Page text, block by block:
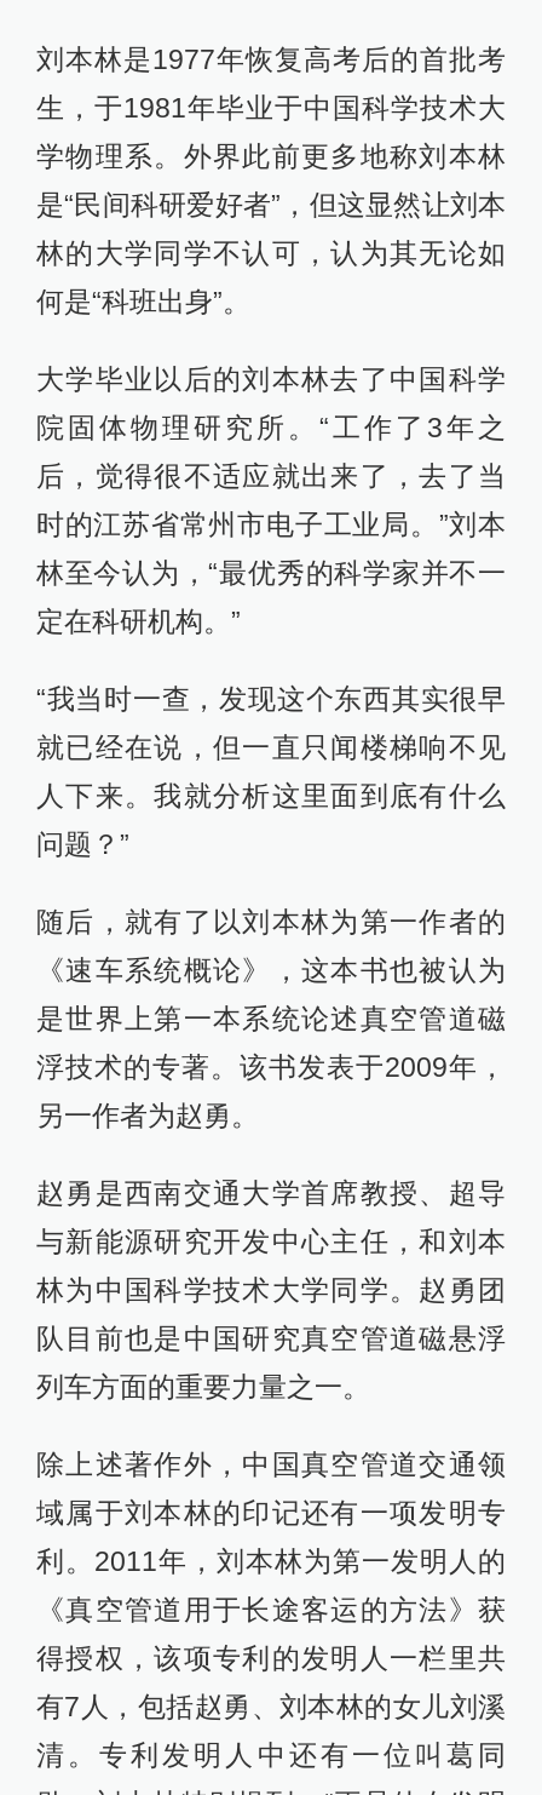
刘本林是1977年恢复高考后的首批考
生，于1981年毕业于中国科学技术大
学物理系。外界此前更多地称刘本林
是“民间科研爱好者”，但这显然让刘本
林的大学同学不认可，认为其无论如
何是“科班出身”。
大学毕业以后的刘本林去了中国科学
院固体物理研究所。“工作了3年之
后，觉得很不适应就出来了，去了当
时的江苏省常州市电子工业局。”刘本
林至今认为，“最优秀的科学家并不一
定在科研机构。”
“我当时一查，发现这个东西其实很早
就已经在说，但一直只闻楼梯响不见
人下来。我就分析这里面到底有什么
问题？”
随后，就有了以刘本林为第一作者的
《速车系统概论》，这本书也被认为
是世界上第一本系统论述真空管道磁
浮技术的专著。该书发表于2009年，
另一作者为赵勇。
赵勇是西南交通大学首席教授、超导
与新能源研究开发中心主任，和刘本
林为中国科学技术大学同学。赵勇团
队目前也是中国研究真空管道磁悬浮
列车方面的重要力量之一。
除上述著作外，中国真空管道交通领
域属于刘本林的印记还有一项发明专
利。2011年，刘本林为第一发明人的
《真空管道用于长途客运的方法》获
得授权，该项专利的发明人一栏里共
有7人，包括赵勇、刘本林的女儿刘溪
清。专利发明人中还有一位叫葛同